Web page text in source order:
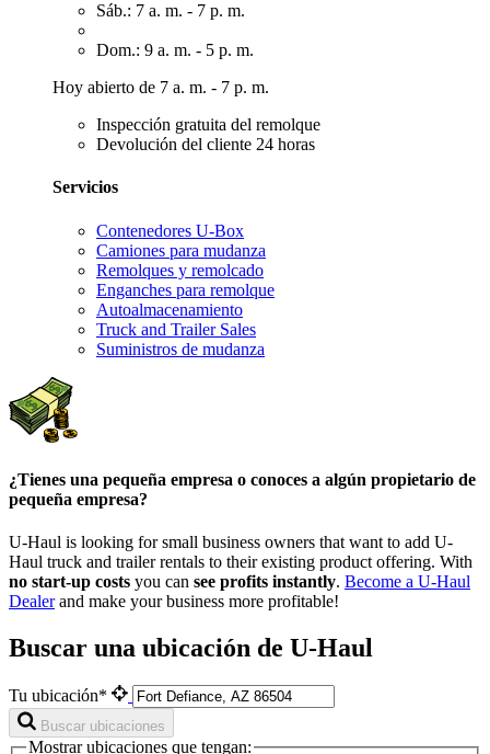
Sáb.: 7 a. m. - 7 p. m.
Dom.: 9 a. m. - 5 p. m.
Hoy abierto de 7 a. m. - 7 p. m.
Inspección gratuita del remolque
Devolución del cliente 24 horas
Servicios
Contenedores U-Box
Camiones para mudanza
Remolques y remolcado
Enganches para remolque
Autoalmacenamiento
Truck and Trailer Sales
Suministros de mudanza
¿Tienes una pequeña empresa o conoces a algún propietario de
pequeña empresa?
U-Haul is looking for small business owners that want to add U-
Haul truck and trailer rentals to their existing product offering. With
no start-up costs you can see profits instantly. Become a U-Haul
Dealerand make your business more profitable!
Buscar una ubicación de U-Haul
Tu ubicación*
Buscar ubicaciones
Mostrar ubicaciones que tengan: